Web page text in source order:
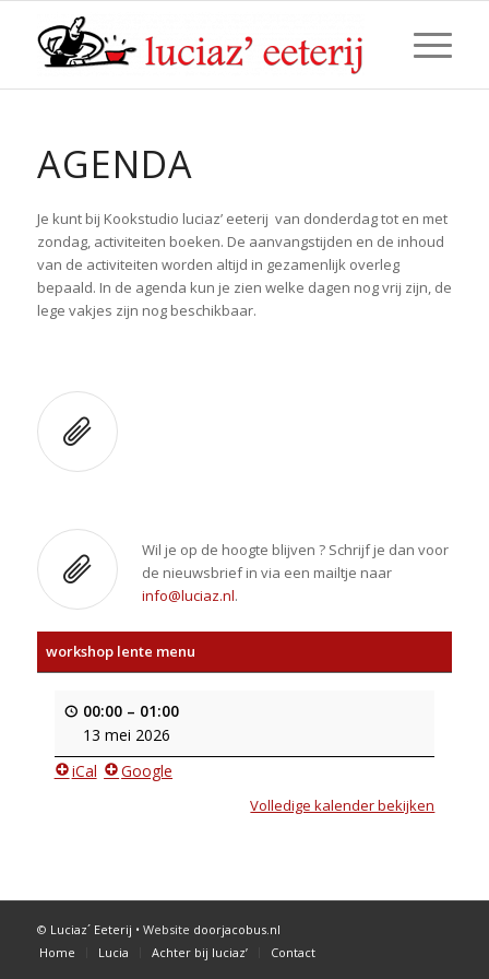
AGENDA
Je kunt bij Kookstudio luciaz’ eeterij van donderdag tot en met
zondag, activiteiten boeken. De aanvangstijden en de inhoud
van de activiteiten worden altijd in gezamenlijk overleg
bepaald. In de agenda kun je zien welke dagen nog vrij zijn, de
lege vakjes zijn nog beschikbaar.
Wil je op de hoogte blijven ? Schrijf je dan voor
de nieuwsbrief in via een mailtje naar
info@luciaz.nl.
workshop lente menu
00:00 – 01:00
13 mei 2026
iCal
Google
Volledige kalender bekijken
© Luciaz´ Eeterij • Website doorjacobus.nl
Home
Lucia Achter bij luciaz’ Contact